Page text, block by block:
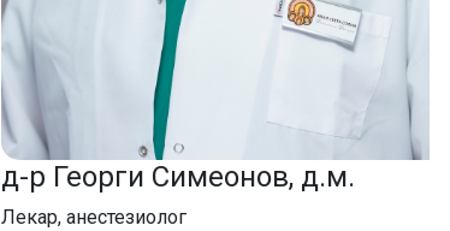
д-р Георги Симеонов, д.м.
Лекар, анестезиолог